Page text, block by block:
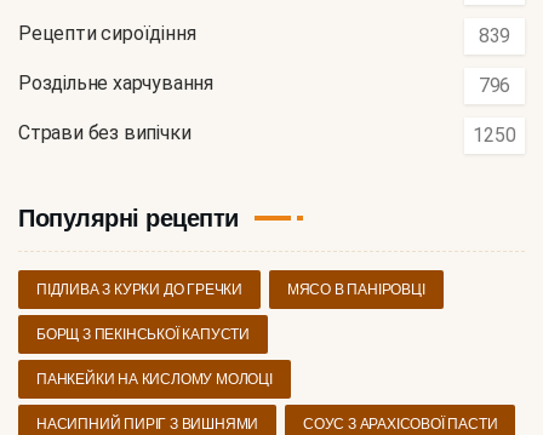
Рецепти сироїдіння 839
Роздільне харчування 796
Страви без випічки 1250
Популярні рецепти
ПІДЛИВА З КУРКИ ДО ГРЕЧКИ МЯСО В ПАНІРОВЦІ
БОРЩ З ПЕКІНСЬКОЇ КАПУСТИ
ПАНКЕЙКИ НА КИСЛОМУ МОЛОЦІ
НАСИПНИЙ ПИРІГ З ВИШНЯМИ СОУС З АРАХІСОВОЇ ПАСТИ